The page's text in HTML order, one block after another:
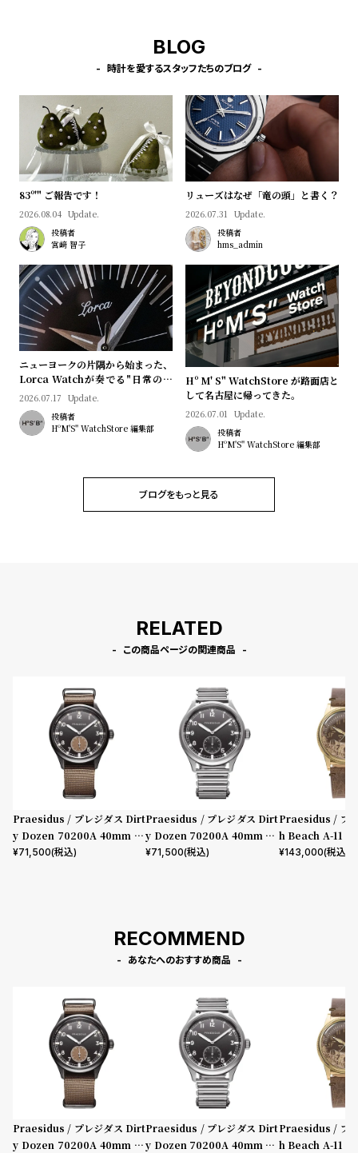
ス
よ
く
あ
質
問
お
問
い
わ
せ
BLOG
時計を愛するスタッフたちのブログ
83º'" ご報告です！
2026.08.04 Update.
投稿者
宮﨑 智子
リューズはなぜ「竜の頭」と書く？
2026.07.31 Update.
投稿者
hms_admin
ニューヨークの片隅から始まった、
Lorca Watchが奏でる"日常のロ
マン"｜Brand Picks #08
2026.07.17 Update.
投稿者
HºM'S" WatchStore 編集部
Hº M' S" WatchStore が路面店と
して名古屋に帰ってきた。
2026.07.01 Update.
投稿者
HºM'S" WatchStore 編集部
ブログをもっと見る
RELATED
この商品ページの関連商品
Praesidus / プレジダス Dirt
y Dozen 70200A 40mm IP
Gun - Brown Nato Strap
¥71,500(税込)
Praesidus / プレジダス Dirt
y Dozen 70200A 40mm SS
T- Bonklip
¥71,500(税込)
Praesidus / プ
h Beach A-11
n Leather
¥143,000(税込)
RECOMMEND
あなたへのおすすめ商品
Praesidus / プレジダス Dirt
y Dozen 70200A 40mm IP
Praesidus / プレジダス Dirt
y Dozen 70200A 40mm SS
Praesidus / プ
h Beach A-11